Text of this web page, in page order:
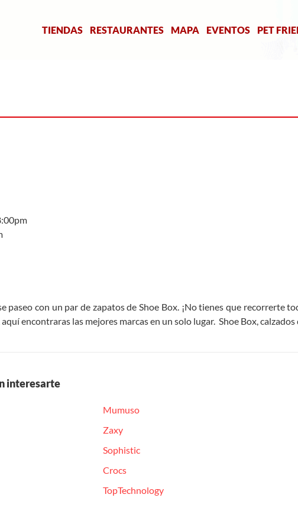
TIENDAS RESTAURANTES MAPA EVENTOS PET
paseo con un par de zapatos de Shoe Box. ¡No tienes que recorrerte
encontraras las mejores marcas en un solo lugar. Shoe Box, calzados
interesarte
Mumuso
Zaxy
Sophistic
Crocs
TopTechnology